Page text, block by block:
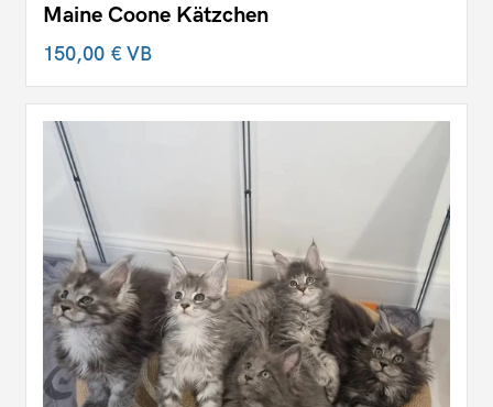
Maine Coone Kätzchen
150,00 €VB